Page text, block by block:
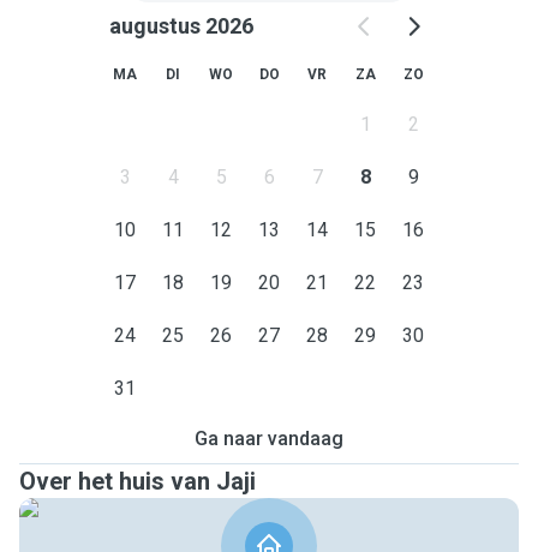
augustus 2026
MA DI WO DO VR ZA ZO
1 2
3 4 5 6 7 8 9
10 11 12 13 14 15 16
17 18 19 20 21 22 23
24 25 26 27 28 29 30
31
Ga naar vandaag
Over het huis van Jaji